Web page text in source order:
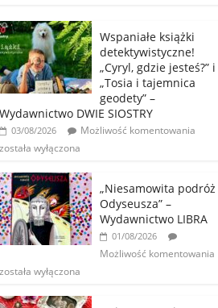
Wspaniałe książki
detektywistyczne!
„Cyryl, gdzie jesteś?” i
„Tosia i tajemnica
geodety” –
Wydawnictwo DWIE SIOSTRY
03/08/2026
Możliwość komentowania
została wyłączona
„Niesamowita podróż
Odyseusza” –
Wydawnictwo LIBRA
01/08/2026
Możliwość komentowania
została wyłączona